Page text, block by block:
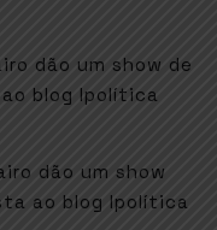
dão um show de
blog Ipolítica
dão um show
ao blog Ipolítica